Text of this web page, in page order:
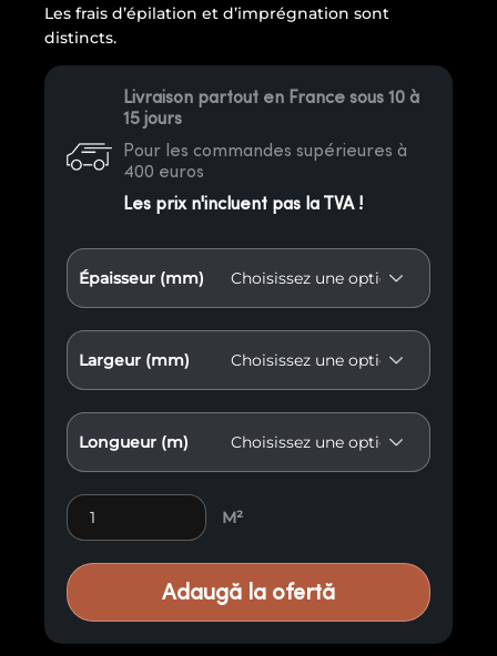
Les frais d’épilation et d’imprégnation sont
distincts.
Livraison partout en France sous 10 à
15 jours
Pour les commandes supérieures à
400 euros
Les prix n'incluent pas la TVA !
Épaisseur (mm)
Largeur (mm)
Longueur (m)
Panneau rainuré R1 quantity
M²
Adaugă la ofertă